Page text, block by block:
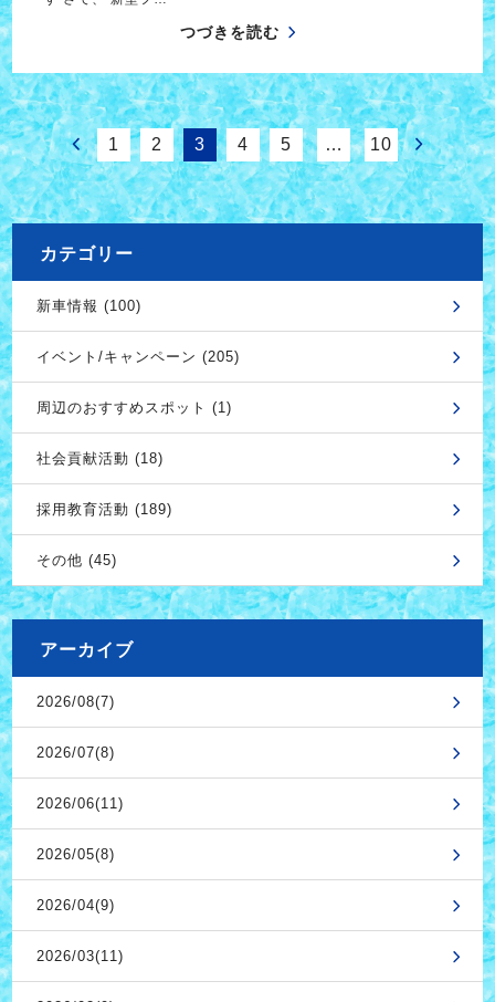
つづきを読む
1 2 3 4 5 … 10
カテゴリー
新車情報 (100)
イベント/キャンペーン (205)
周辺のおすすめスポット (1)
社会貢献活動 (18)
採用教育活動 (189)
その他 (45)
アーカイブ
2026/08(7)
2026/07(8)
2026/06(11)
2026/05(8)
2026/04(9)
2026/03(11)